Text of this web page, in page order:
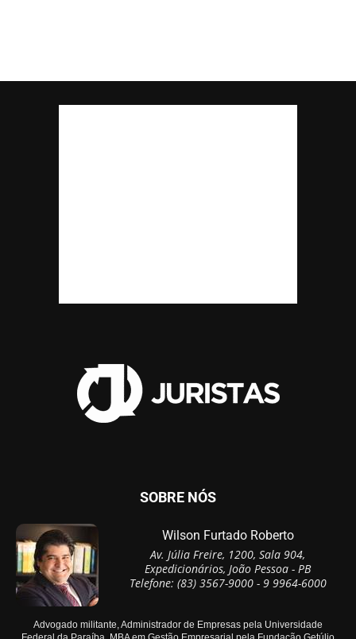
SOBRE NÓS
Wilson Furtado Roberto
Av. Júlia Freire, 1200, Sala 904,
Expedicionários, João Pessoa - PB
Telefone: (83) 3567-9000 - 9 9964-6000
Advogado militante, Administrador de Empresas pela Universidade